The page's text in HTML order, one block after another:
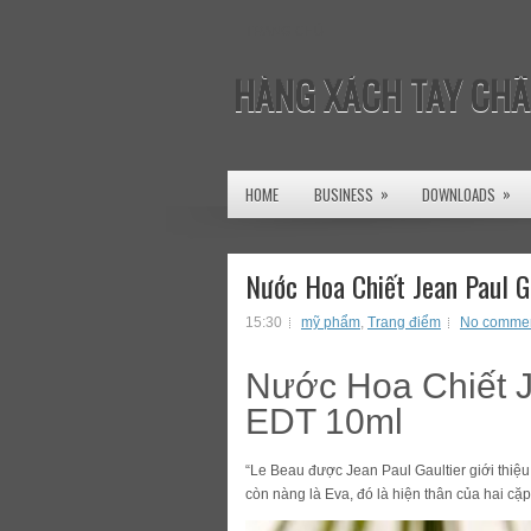
HÀNG XÁCH TAY
HOME BUSINESS » DOWNLOADS »
Nước Hoa Chiết Jean Paul
15:30 mỹ phẩm, Trang điểm No
Nước Hoa Chiết
EDT 10ml
“Le Beau được Jean Paul Gaultier giới
còn nàng là Eva, đó là hiện thân của hai